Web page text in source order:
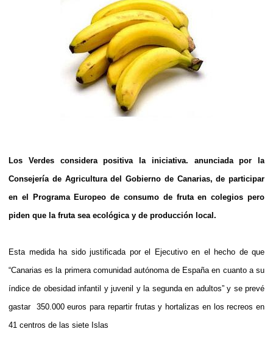
Los Verdes considera positiva la iniciativa. anunciada por la
Consejería de Agricultura del Gobierno de Canarias, de participar
en el Programa Europeo de consumo de fruta en colegios pero
piden que la fruta sea ecológica y de producción local.
Esta medida ha sido justificada por el Ejecutivo en el hecho de que
“Canarias es la primera comunidad autónoma de España en cuanto a su
índice de obesidad infantil y juvenil y la segunda en adultos” y se prevé
gastar
350.000 euros para repartir frutas y hortalizas en los recreos en
41 centros de las siete Islas